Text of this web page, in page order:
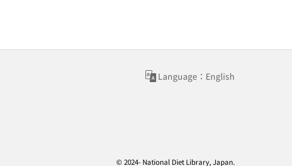
Language：English
© 2024- National Diet Library, Japan.